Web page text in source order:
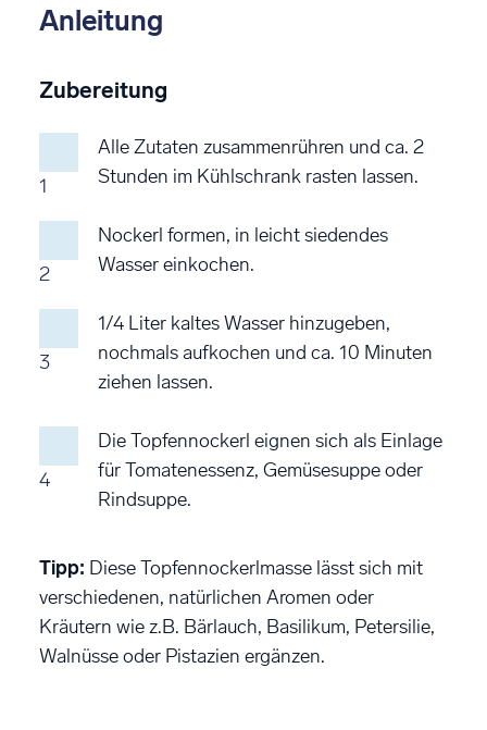
Anleitung
Zubereitung
1
Alle Zutaten zusammenrühren und ca. 2
Stunden im Kühlschrank rasten lassen.
2
Nockerl formen, in leicht siedendes
Wasser einkochen.
3
1/4 Liter kaltes Wasser hinzugeben,
nochmals aufkochen und ca. 10 Minuten
ziehen lassen.
4
Die Topfennockerl eignen sich als Einlage
für Tomatenessenz, Gemüsesuppe oder
Rindsuppe.
Tipp: Diese Topfennockerlmasse lässt sich mit
verschiedenen, natürlichen Aromen oder
Kräutern wie z.B. Bärlauch, Basilikum, Petersilie,
Walnüsse oder Pistazien ergänzen.